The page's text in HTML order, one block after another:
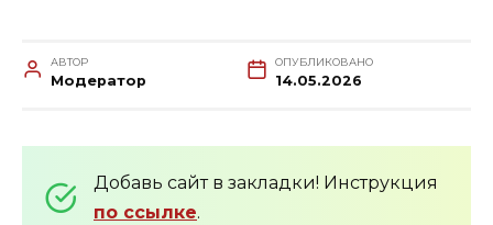
АВТОР
Модератор
ОПУБЛИКОВАНО
14.05.2026
Добавь сайт в закладки! Инструкция
по ссылке.